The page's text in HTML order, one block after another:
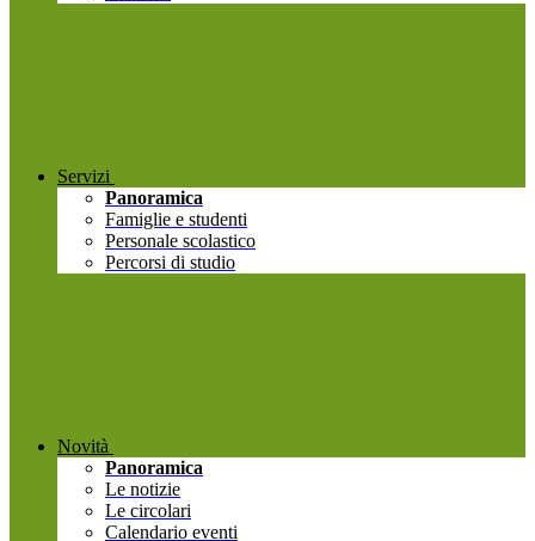
Servizi
Panoramica
Famiglie e studenti
Personale scolastico
Percorsi di studio
Novità
Panoramica
Le notizie
Le circolari
Calendario eventi